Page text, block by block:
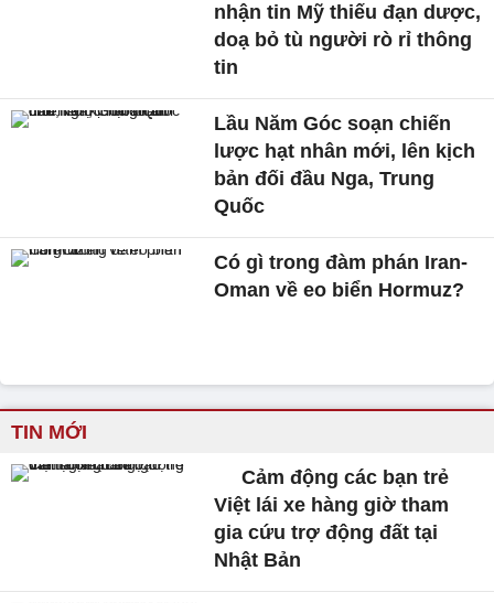
nhận tin Mỹ thiếu đạn dược,
doạ bỏ tù người rò rỉ thông
tin
Lầu Năm Góc soạn chiến
lược hạt nhân mới, lên kịch
bản đối đầu Nga, Trung
Quốc
Có gì trong đàm phán Iran-
Oman về eo biển Hormuz?
TIN MỚI
Cảm động các bạn trẻ
Việt lái xe hàng giờ tham
gia cứu trợ động đất tại
Nhật Bản